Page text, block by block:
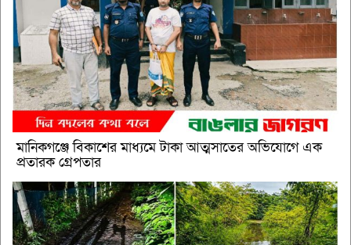
মানিকগঞ্জে বিকাশের মাধ্যমে টাকা আত্মসাতের অভিযোগে এক
প্রতারক গ্রেপতার